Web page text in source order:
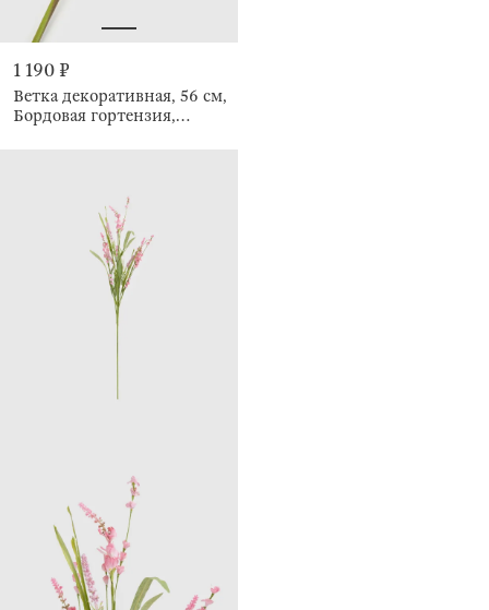
1 190 ₽
Ветка декоративная, 56 см,
Бордовая гортензия,